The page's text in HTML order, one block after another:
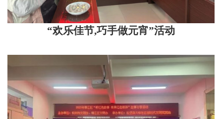
“欢乐佳节,巧手做元宵”活动